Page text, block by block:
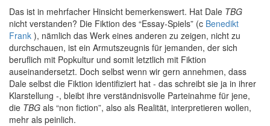
Das ist in mehrfacher Hinsicht bemerkenswert. Hat Dale TBG
nicht verstanden? Die Fiktion des “Essay-Spiels” (c Benedikt
Frank ), nämlich das Werk eines anderen zu zeigen, nicht zu
durchschauen, ist ein Armutszeugnis für jemanden, der sich
beruflich mit Popkultur und somit letztlich mit Fiktion
auseinandersetzt. Doch selbst wenn wir gern annehmen, dass
Dale selbst die Fiktion identifiziert hat - das schreibt sie ja in ihrer
Klarstellung -, bleibt ihre verständnisvolle Parteinahme für jene,
die TBG als “non fiction”, also als Realität, interpretieren wollen,
mehr als peinlich.